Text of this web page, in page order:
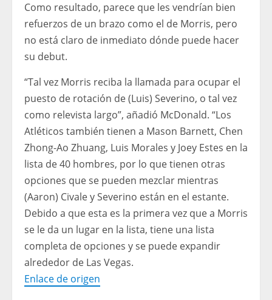
Como resultado, parece que les vendrían bien
refuerzos de un brazo como el de Morris, pero
no está claro de inmediato dónde puede hacer
su debut.
“Tal vez Morris reciba la llamada para ocupar el
puesto de rotación de (Luis) Severino, o tal vez
como relevista largo”, añadió McDonald. “Los
Atléticos también tienen a Mason Barnett, Chen
Zhong-Ao Zhuang, Luis Morales y Joey Estes en la
lista de 40 hombres, por lo que tienen otras
opciones que se pueden mezclar mientras
(Aaron) Civale y Severino están en el estante.
Debido a que esta es la primera vez que a Morris
se le da un lugar en la lista, tiene una lista
completa de opciones y se puede expandir
alrededor de Las Vegas.
Enlace de origen